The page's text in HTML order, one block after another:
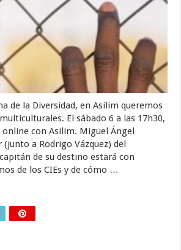
de la Diversidad, en Asilim queremos
El sábado 6 a las 17h30,
con Asilim. Miguel Ángel
(junto a Rodrigo Vázquez) del
de su destino estará con
de los CIEs y de cómo …